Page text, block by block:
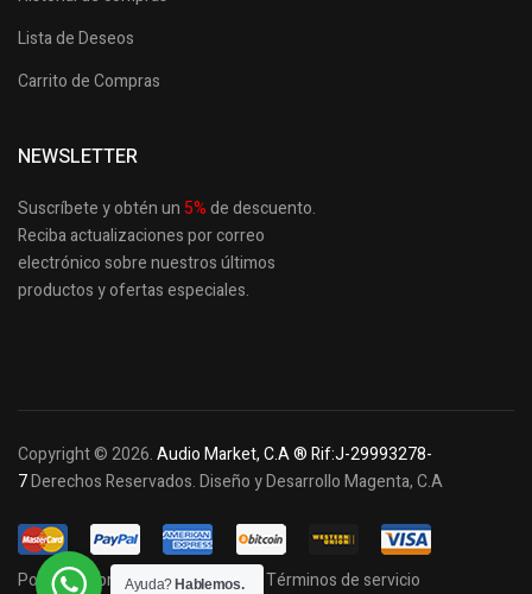
Lista de Deseos
Carrito de Compras
NEWSLETTER
Suscríbete y obtén un 5%de descuento.
Reciba actualizaciones por correo
electrónico sobre nuestros últimos
productosy ofertas especiales.
Copyright © 2026.Audio Market, C.A ® Rif:J-29993278-
7Derechos Reservados. Diseño y Desarrollo Magenta, C.A
Política de privacidad y cookies Términos de servicio
Ayuda? Hablemos.